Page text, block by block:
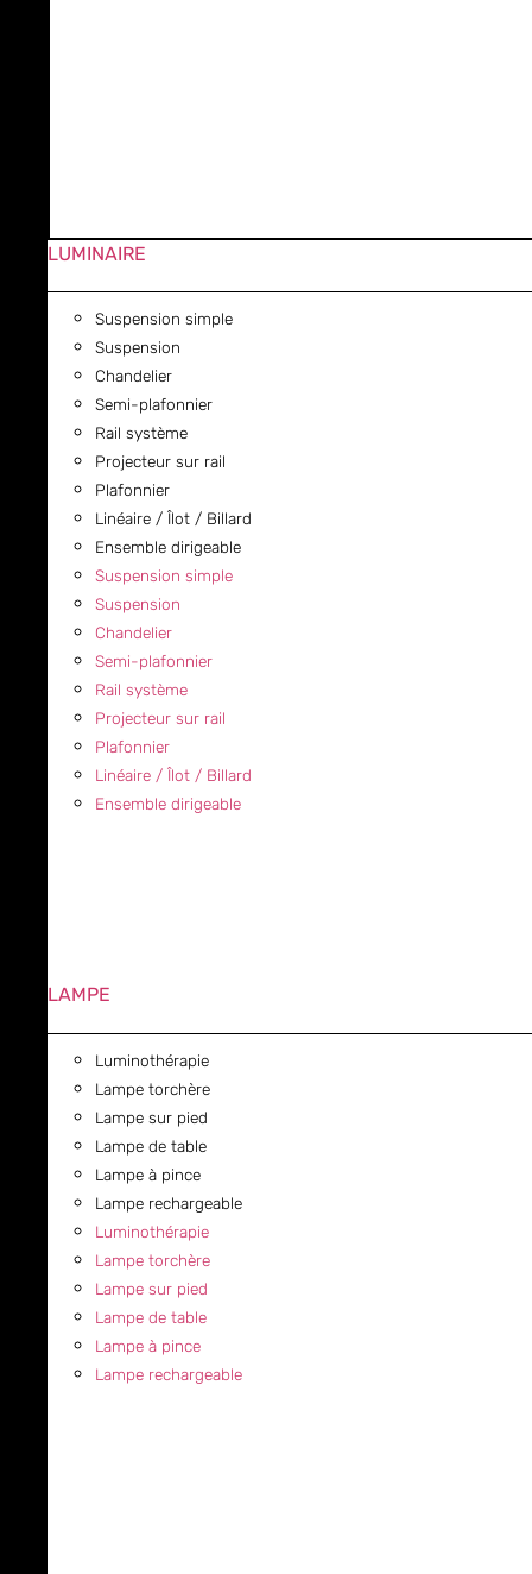
LUMINAIRE
Suspension simple
Suspension
Chandelier
Semi-plafonnier
Rail système
Projecteur sur rail
Plafonnier
Linéaire / Îlot / Billard
Ensemble dirigeable
Suspension simple
Suspension
Chandelier
Semi-plafonnier
Rail système
Projecteur sur rail
Plafonnier
Linéaire / Îlot / Billard
Ensemble dirigeable
LAMPE
Luminothérapie
Lampe torchère
Lampe sur pied
Lampe de table
Lampe à pince
Lampe rechargeable
Luminothérapie
Lampe torchère
Lampe sur pied
Lampe de table
Lampe à pince
Lampe rechargeable